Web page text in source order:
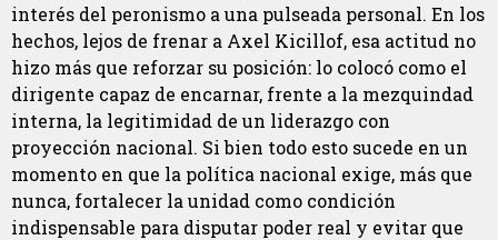
interés del peronismo a una pulseada personal. En los
hechos, lejos de frenar a Axel Kicillof, esa actitud no
hizo más que reforzar su posición: lo colocó como el
dirigente capaz de encarnar, frente a la mezquindad
interna, la legitimidad de un liderazgo con
proyección nacional. Si bien todo esto sucede en un
momento en que la política nacional exige, más que
nunca, fortalecer la unidad como condición
indispensable para disputar poder real y evitar que